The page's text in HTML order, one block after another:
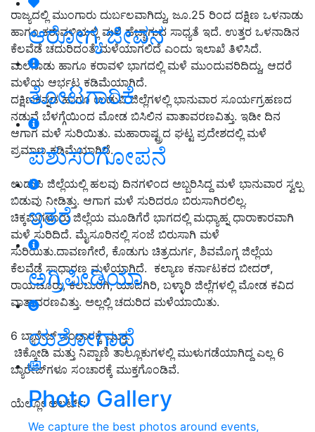
ಆರೋಗ್ಯ ಜೀವನ
ತೋಟಗಾರಿಕೆ
ಪಶುಸಂಗೋಪನೆ
ಇತರೆ
ಅಗ್ರಿಪೀಡಿಯಾ
ಯಶೋಗಾಥೆ
Photo Gallery
We capture the best photos around events,
ರಾಜ್ಯದಲ್ಲಿ ಮುಂಗಾರು ದುರ್ಬಲವಾಗಿದ್ದು, ಜೂ.25 ರಿಂದ ದಕ್ಷಿಣ ಒಳನಾಡು
ಹಾಗೂ ಕರಾವಳಿಯಲ್ಲಿ ಮಳೆ ಹೆಚ್ಚಾಗುವ ಸಾಧ್ಯತೆ ಇದೆ. ಉತ್ತರ ಒಳನಾಡಿನ
ಕೆಲವೆಡೆ ಚದುರಿದಂತೆ ಮಳೆಯಾಗಲಿದೆ ಎಂದು ಇಲಾಖೆ ತಿಳಿಸಿದೆ.
ಮಲೆನಾಡು ಹಾಗೂ ಕರಾವಳಿ ಭಾಗದಲ್ಲಿ ಮಳೆ ಮುಂದುವರಿದಿದ್ದು, ಆದರೆ
ಮಳೆಯ ಆರ್ಭಟ ಕಡಿಮೆಯಾಗಿದೆ.
ದಕ್ಷಿಣಕನ್ನಡ ಹಾಗೂ ಉಡುಪಿ ಜಿಲ್ಲೆಗಳಲ್ಲಿ ಭಾನುವಾರ ಸೂರ್ಯಗ್ರಹಣದ
ನಡುವೆ ಬೆಳಗ್ಗೆಯಿಂದ ಮೋಡ ಬಿಸಿಲಿನ ವಾತಾವರಣವಿತ್ತು. ಇಡೀ ದಿನ
ಆಗಾಗ ಮಳೆ ಸುರಿಯಿತು. ಮಹಾರಾಷ್ಟ್ರದ ಘಟ್ಟ ಪ್ರದೇಶದಲ್ಲಿ ಮಳೆ
ಪ್ರಮಾಣ ಕಡಿಮೆಯಾಗಿದೆ.
ಉಡುಪಿ ಜಿಲ್ಲೆಯಲ್ಲಿ ಹಲವು ದಿನಗಳಿಂದ ಅಬ್ಬರಿಸಿದ್ದ ಮಳೆ ಭಾನುವಾರ ಸ್ವಲ್ಪ
ಬಿಡುವು ನೀಡಿತ್ತು. ಆಗಾಗ ಮಳೆ ಸುರಿದರೂ ಬಿರುಸಾಗಿರಲಿಲ್ಲ.
ಚಿಕ್ಕಮಗಳೂರು ಜಿಲ್ಲೆಯ ಮೂಡಿಗೆರೆ ಭಾಗದಲ್ಲಿ ಮಧ್ಯಾಹ್ನ ಧಾರಾಕಾರವಾಗಿ
ಮಳೆ ಸುರಿದಿದೆ. ಮೈಸೂರಿನಲ್ಲಿ ಸಂಜೆ ಬಿರುಸಾಗಿ ಮಳೆ
ಸುರಿಯಿತು.ದಾವಣಗೇರೆ, ಕೊಡುಗು ಚಿತ್ರದುರ್ಗ, ಶಿವಮೊಗ್ಗ ಜಿಲ್ಲೆಯ
ಕೆಲವೆಡೆ ಸಾಧಾರಣ ಮಳೆಯಾಗಿದೆ. ಕಲ್ಯಾಣ ಕರ್ನಾಟಕದ ಬೀದರ್,
ರಾಯಚೂರು, ಕಲಬುರಗಿ, ಯಾದಗಿರಿ, ಬಳ್ಳಾರಿ ಜಿಲ್ಲೆಗಳಲ್ಲಿ ಮೋಡ ಕವಿದ
ವಾತಾವರಣವಿತ್ತು. ಅಲ್ಲಲ್ಲಿ ಚದುರಿದ ಮಳೆಯಾಯಿತು.
6 ಬ್ಯಾರೇಜ್ ಸಂಚಾರಕ್ಕೆ ಮುಕ್ತ:
ಚಿಕ್ಕೋಡಿ ಮತ್ತು ನಿಪ್ಪಾಣಿ ತಾಲ್ಲೂಕುಗಳಲ್ಲಿ ಮುಳುಗಡೆಯಾಗಿದ್ದ ಎಲ್ಲ 6
ಬ್ಯಾರೇಜ್‌ಗಳೂ ಸಂಚಾರಕ್ಕೆ ಮುಕ್ತಗೊಂಡಿವೆ.
ಯೆಲ್ಲೋ ಅಲರ್ಟ್: